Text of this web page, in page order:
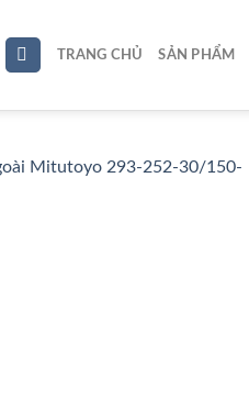
TRANG CHỦ SẢN PHẨM